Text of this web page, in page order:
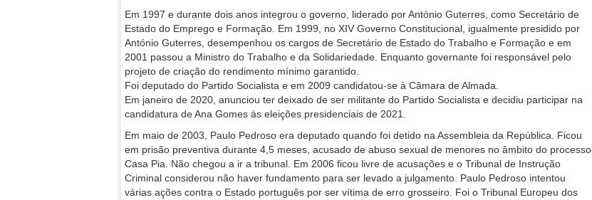
Em 1997 e durante dois anos integrou o governo, liderado por António Guterres, como Secretário de
Estado do Emprego e Formação. Em 1999, no XIV Governo Constitucional, igualmente presidido por
António Guterres, desempenhou os cargos de Secretário de Estado do Trabalho e Formação e em
2001 passou a Ministro do Trabalho e da Solidariedade. Enquanto governante foi responsável pelo
projeto de criação do rendimento mínimo garantido.
Foi deputado do Partido Socialista e em 2009 candidatou-se à Câmara de Almada.
Em janeiro de 2020, anunciou ter deixado de ser militante do Partido Socialista e decidiu participar na
candidatura de Ana Gomes às eleições presidenciais de 2021.
Em maio de 2003, Paulo Pedroso era deputado quando foi detido na Assembleia da República. Ficou
em prisão preventiva durante 4,5 meses, acusado de abuso sexual de menores no âmbito do processo
Casa Pia. Não chegou a ir a tribunal. Em 2006 ficou livre de acusações e o Tribunal de Instrução
Criminal considerou não haver fundamento para ser levado a julgamento. Paulo Pedroso intentou
várias ações contra o Estado português por ser vítima de erro grosseiro. Foi o Tribunal Europeu dos